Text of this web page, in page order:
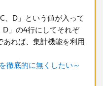
、D」という値が入って
D」の4行にしてそれぞ
れば、集計機能を利用
徹底的に無くしたい～